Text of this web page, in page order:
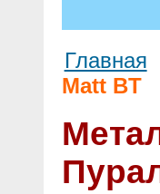
Главная
Matt BT